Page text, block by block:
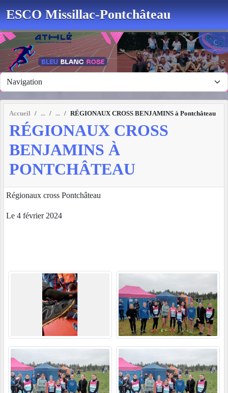
ESCO Missillac-Pontchâteau
Accueil RÉGIONAUX CROSS BENJAMINS à Pontchâteau
RÉGIONAUX CROSS
BENJAMINS À
PONTCHÂTEAU
Régionaux cross Pontchâteau
Le 4 février 2024